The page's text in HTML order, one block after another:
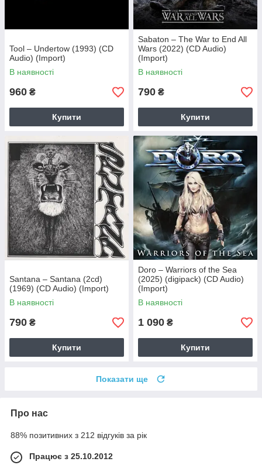
Tool – Undertow (1993) (CD
Audio) (Import)
В наявності
960 ₴
Купити
Sabaton – The War to End All
Wars (2022) (CD Audio)
(Import)
В наявності
790 ₴
Купити
Santana – Santana (2cd)
(1969) (CD Audio) (Import)
В наявності
790 ₴
Купити
Doro – Warriors of the Sea
(2025) (digipack) (CD Audio)
(Import)
В наявності
1 090 ₴
Купити
Показати ще
Про нас
88% позитивних з 212 відгуків за рік
Працює з 25.10.2012